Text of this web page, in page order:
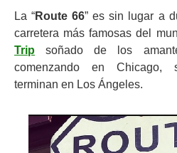
La “Route 66” es sin lugar a
carretera más famosas del
Trip soñado de los
comenzando en Chicago,
terminan en Los Ángeles.